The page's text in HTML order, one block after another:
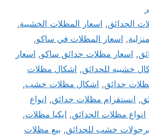
الحدائق, اسعار المظلات الخشبية,
, اسعار المظلات في ساكو,
, اسعار مظلات حدائق ساكو, اسعار
خشبيه للحدائق, اشكال مظلات
حدائق, اشكال مظلات خشب,
, انستقرام مظلات حدائق, انواع
انواع مظلات الحدائق, ايكيا مظلات,
خشب للحدائق, بيع مظلات